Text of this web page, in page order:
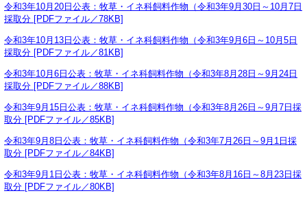
令和3年10月20日公表：牧草・イネ科飼料作物（令和3年9月30日～10月7日
採取分 [PDFファイル／78KB]
令和3年10月13日公表：牧草・イネ科飼料作物（令和3年9月6日～10月5日
採取分 [PDFファイル／81KB]
令和3年10月6日公表：牧草・イネ科飼料作物（令和3年8月28日～9月24日
採取分 [PDFファイル／88KB]
令和3年9月15日公表：牧草・イネ科飼料作物（令和3年8月26日～9月7日採
取分 [PDFファイル／85KB]
令和3年9月8日公表：牧草・イネ科飼料作物（令和3年7月26日～9月1日採
取分 [PDFファイル／84KB]
令和3年9月1日公表：牧草・イネ科飼料作物（令和3年8月16日～8月23日採
取分 [PDFファイル／80KB]